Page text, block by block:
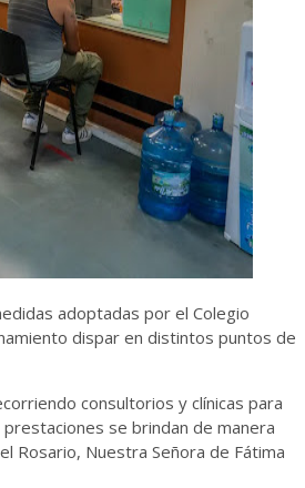
adoptadas por el Colegio
dispar en distintos puntos de
consultorios y clínicas para
se brindan de manera
Rosario, Nuestra Señora de Fátima